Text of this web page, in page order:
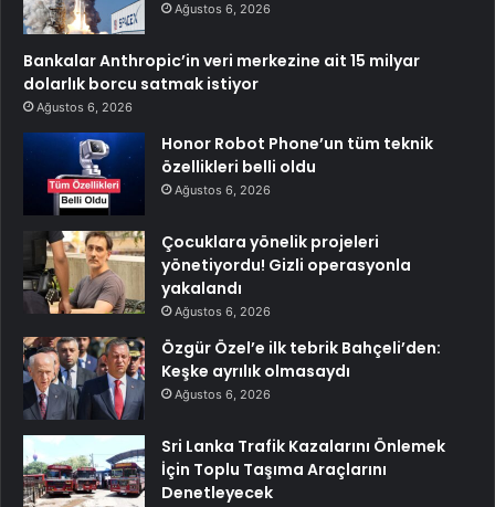
Ağustos 6, 2026
Bankalar Anthropic’in veri merkezine ait 15 milyar
dolarlık borcu satmak istiyor
Ağustos 6, 2026
Honor Robot Phone’un tüm teknik
özellikleri belli oldu
Ağustos 6, 2026
Çocuklara yönelik projeleri
yönetiyordu! Gizli operasyonla
yakalandı
Ağustos 6, 2026
Özgür Özel’e ilk tebrik Bahçeli’den:
Keşke ayrılık olmasaydı
Ağustos 6, 2026
Sri Lanka Trafik Kazalarını Önlemek
İçin Toplu Taşıma Araçlarını
Denetleyecek